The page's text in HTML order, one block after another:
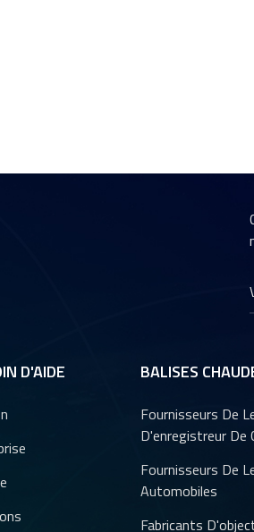
D'AIDE BALISES
Fournisseurs De
D'enregistreur De
Fournisseurs De
Automobiles
Fabricants